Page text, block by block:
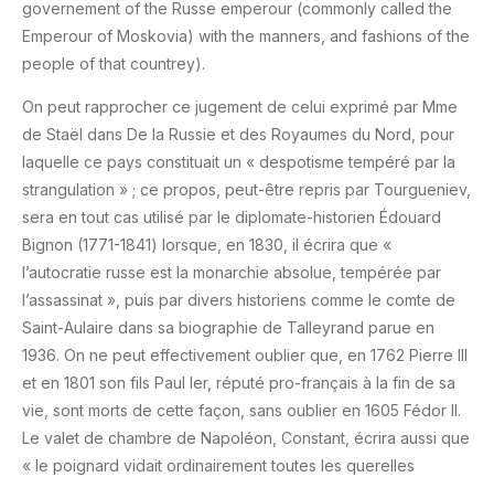
governement of the Russe emperour (commonly called the
Emperour of Moskovia) with the manners, and fashions of the
people of that countrey).
On peut rapprocher ce jugement de celui exprimé par Mme
de Staël dans De la Russie et des Royaumes du Nord, pour
laquelle ce pays constituait un « despotisme tempéré par la
strangulation » ; ce propos, peut-être repris par Tourgueniev,
sera en tout cas utilisé par le diplomate-historien Édouard
Bignon (1771-1841) lorsque, en 1830, il écrira que «
l’autocratie russe est la monarchie absolue, tempérée par
l’assassinat », puis par divers historiens comme le comte de
Saint-Aulaire dans sa biographie de Talleyrand parue en
1936. On ne peut effectivement oublier que, en 1762 Pierre III
et en 1801 son fils Paul Ier, réputé pro-français à la fin de sa
vie, sont morts de cette façon, sans oublier en 1605 Fédor II.
Le valet de chambre de Napoléon, Constant, écrira aussi que
« le poignard vidait ordinairement toutes les querelles